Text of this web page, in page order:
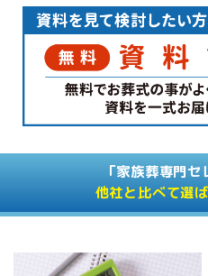
「家族葬専門
他社と比べて選